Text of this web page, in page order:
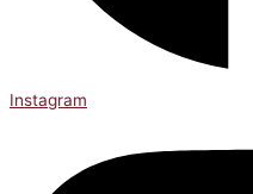
Instagram